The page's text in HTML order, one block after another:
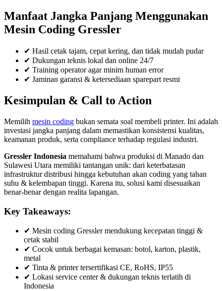
Manfaat Jangka Panjang Menggunakan
Mesin Coding Gressler
✔ Hasil cetak tajam, cepat kering, dan tidak mudah pudar
✔ Dukungan teknis lokal dan online 24/7
✔ Training operator agar minim human error
✔ Jaminan garansi & ketersediaan sparepart resmi
Kesimpulan & Call to Action
Memilih mesin coding bukan semata soal membeli printer. Ini adalah
investasi jangka panjang dalam memastikan konsistensi kualitas,
keamanan produk, serta compliance terhadap regulasi industri.
Gressler Indonesia memahami bahwa produksi di Manado dan
Sulawesi Utara memiliki tantangan unik: dari keterbatasan
infrastruktur distribusi hingga kebutuhan akan coding yang tahan
suhu & kelembapan tinggi. Karena itu, solusi kami disesuaikan
benar-benar dengan realita lapangan.
Key Takeaways:
✔ Mesin coding Gressler mendukung kecepatan tinggi &
cetak stabil
✔ Cocok untuk berbagai kemasan: botol, karton, plastik,
metal
✔ Tinta & printer tersertifikasi CE, RoHS, IP55
✔ Lokasi service center & dukungan teknis terlatih di
Indonesia